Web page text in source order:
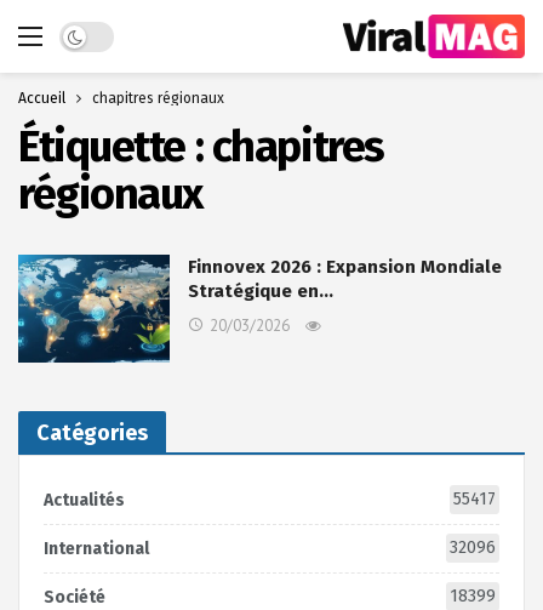
Dark mode
Accueil chapitres régionaux
Étiquette :chapitres
régionaux
Finnovex 2026 : Expansion Mondiale
Stratégique en…
20/03/2026
Catégories
Actualités 55417
International 32096
Société 18399